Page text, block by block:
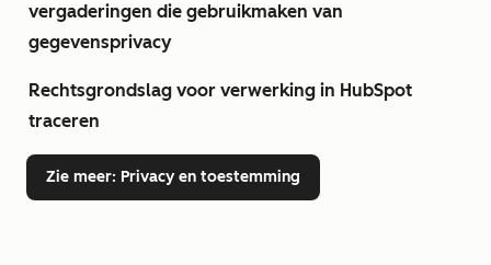
vergaderingen die gebruikmaken van
gegevensprivacy
Rechtsgrondslag voor verwerking in HubSpot
traceren
Zie meer: Privacy en toestemming